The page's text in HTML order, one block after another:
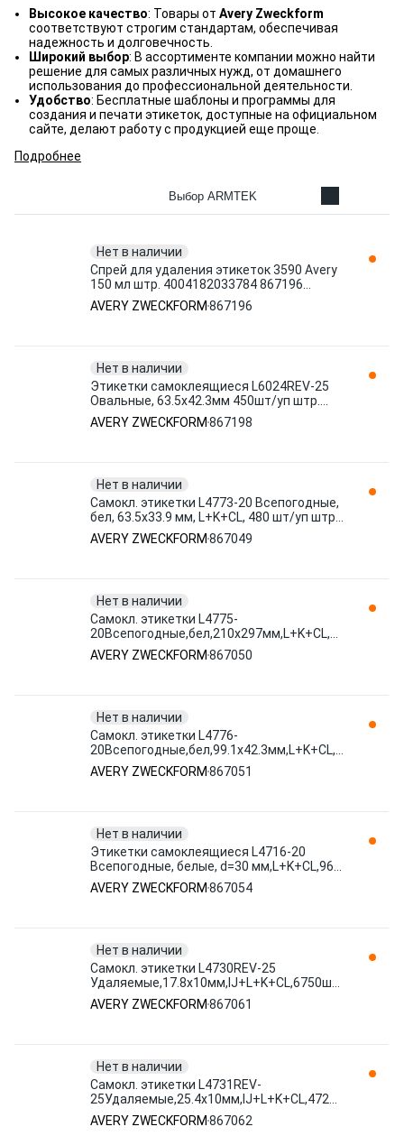
Высокое качество: Товары от Avery Zweckform
соответствуют строгим стандартам, обеспечивая
надежность и долговечность.
Широкий выбор: В ассортименте компании можно найти
решение для самых различных нужд, от домашнего
использования до профессиональной деятельности.
Удобство: Бесплатные шаблоны и программы для
создания и печати этикеток, доступные на официальном
сайте, делают работу с продукцией еще проще.
Подробнее
Выбор ARMTEK
Нет в наличии
Спрей для удаления этикеток 3590 Avery
150 мл штр. 4004182033784 867196
AVERY ZWECKFORM
AVERY ZWECKFORM 867196
Нет в наличии
Этикетки самоклеящиеся L6024REV-25
Овальные, 63.5х42.3мм 450шт/уп штр.
4004182060247 867198 AVERY
ZWECKFORM
AVERY ZWECKFORM 867198
Нет в наличии
Самокл. этикетки L4773-20 Всепогодные,
бел, 63.5х33.9 мм, L+K+CL, 480 шт/уп штр.
4004182047736 867049 AVERY
ZWECKFORM
AVERY ZWECKFORM 867049
Нет в наличии
Самокл. этикетки L4775-
20Всепогодные,бел,210х297мм,L+K+CL,20шт/
уп штр. 4004182047750 867050 AVERY
ZWECKFORM
AVERY ZWECKFORM 867050
Нет в наличии
Самокл. этикетки L4776-
20Всепогодные,бел,99.1х42.3мм,L+K+CL,240шт/
уп штр. 4004182047767 867051 AVERY
ZWECKFORM
AVERY ZWECKFORM 867051
Нет в наличии
Этикетки самоклеящиеся L4716-20
Всепогодные, белые, d=30 мм,L+K+CL,960
шт/у штр. 4004182048351 867054 AVERY
ZWECKFORM
AVERY ZWECKFORM 867054
Нет в наличии
Самокл. этикетки L4730REV-25
Удаляемые,17.8х10мм,IJ+L+K+CL,6750шт/
уп штр. 4004182047309 867061 AVERY
ZWECKFORM
AVERY ZWECKFORM 867061
Нет в наличии
Самокл. этикетки L4731REV-
25Удаляемые,25.4х10мм,IJ+L+K+CL,4725шт/
уп штр. 4004182047316 867062 AVERY
ZWECKFORM
AVERY ZWECKFORM 867062